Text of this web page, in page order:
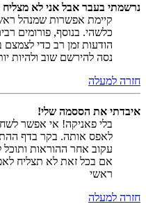
נרשמתי בעבר אבל אני לא
קיימת אפשרות שמנהל
כלשהי. בנוסף, פורומים
הודעות זמן רב כדי
נסה להירשם שוב ולהיות
חזרה למעלה
איבדתי את הססמה שלי!
בלי פאניקה! אי אפשר
לאפס אותה. בקר בדף
עקוב אחר ההוראות
אם בכל זאת לא תצליח
ראשי
חזרה למעלה